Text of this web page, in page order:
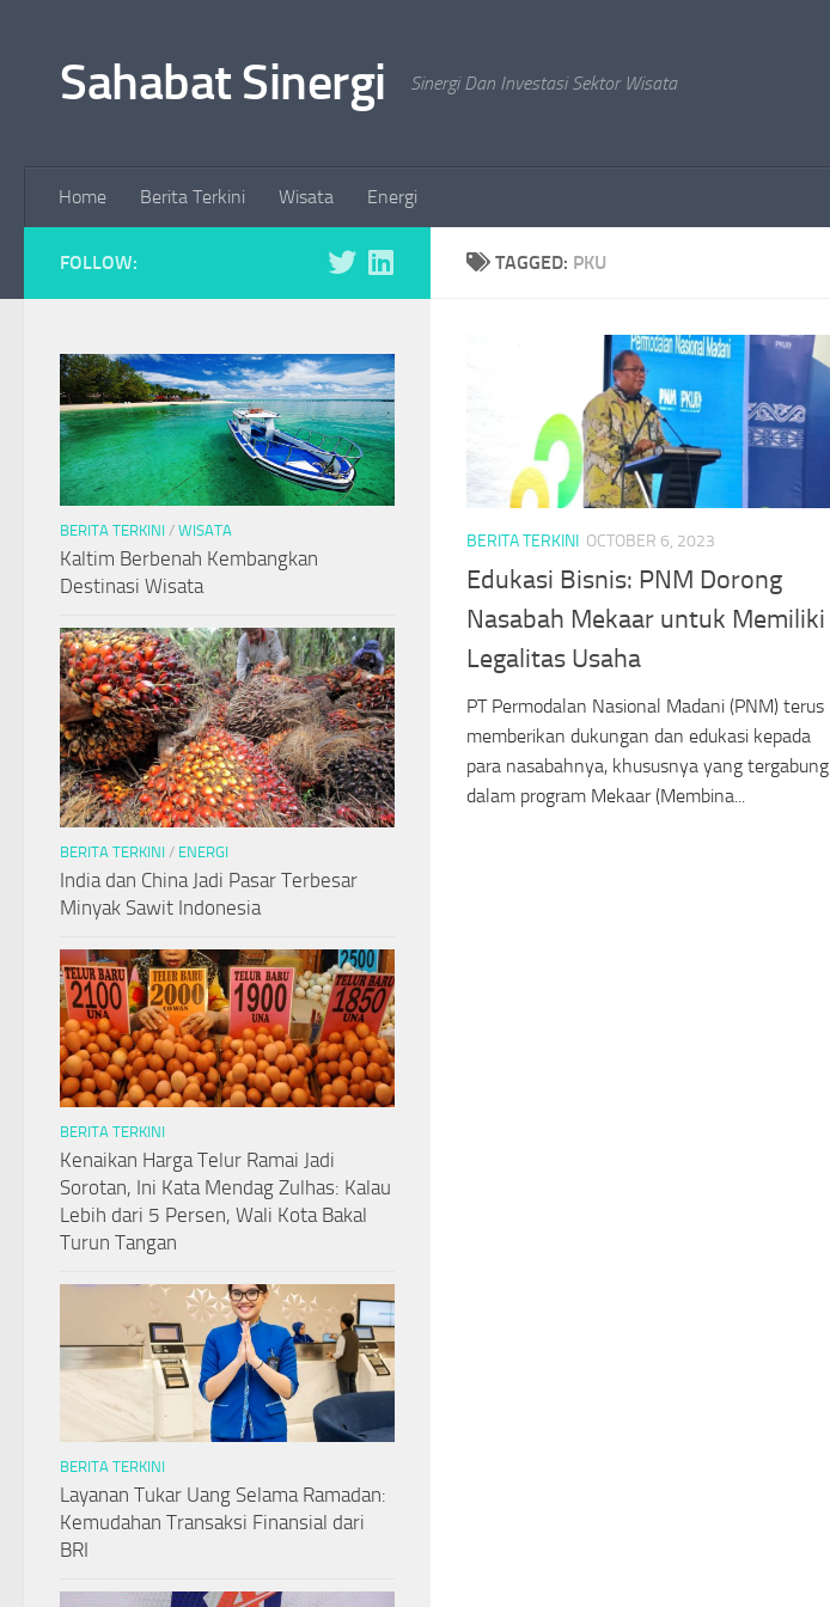
Sahabat Sinergi Sinergi Dan Investasi Sektor Wisata
Home Berita Terkini Wisata Energi
TAGGED: PKU
BERITA TERKINI OCTOBER 6, 2023
Edukasi Bisnis: PNM Dorong
Nasabah Mekaar untuk Memiliki
Legalitas Usaha
PT Permodalan Nasional Madani (PNM) terus
memberikan dukungan dan edukasi kepada
para nasabahnya, khususnya yang tergabung
dalam program Mekaar (Membina...
FOLLOW:
BERITA TERKINI / WISATA
Kaltim Berbenah Kembangkan
Destinasi Wisata
BERITA TERKINI / ENERGI
India dan China Jadi Pasar Terbesar
Minyak Sawit Indonesia
BERITA TERKINI
Kenaikan Harga Telur Ramai Jadi
Sorotan, Ini Kata Mendag Zulhas: Kalau
Lebih dari 5 Persen, Wali Kota Bakal
Turun Tangan
BERITA TERKINI
Layanan Tukar Uang Selama Ramadan:
Kemudahan Transaksi Finansial dari
BRI